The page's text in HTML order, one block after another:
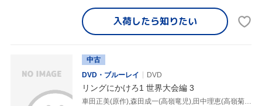
入荷したら知りたい
中古
DVD・ブルーレイ
DVD
リングにかけろ1 世界大会編 3
車田正美(原作),森田成一(高嶺竜児),田中理恵(高嶺菊),荒木伸吾(キャラクターデザイン),姫野美智(キャラクターデザイン),市川慶一(キャラクターデザイン),上田益(音楽)